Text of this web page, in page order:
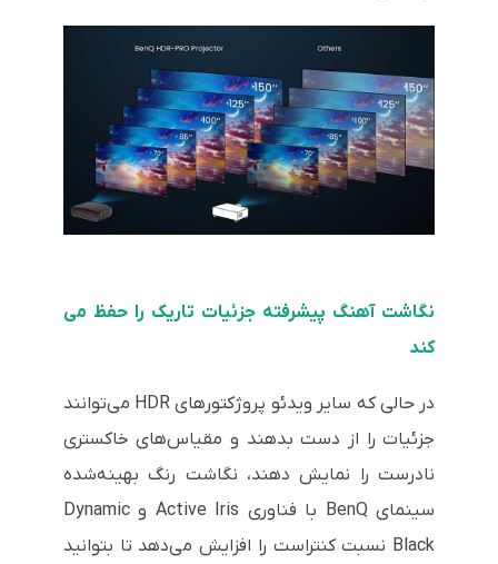
نگاشت آهنگ پیشرفته جزئیات تاریک را حفظ می
کند
در حالی که سایر ویدئو پروژکتورهای HDR می‌توانند
جزئیات را از دست بدهند و مقیاس‌های خاکستری
نادرست را نمایش دهند، نگاشت رنگ بهینه‌شده
سینمای BenQ با فناوری Active Iris و Dynamic
Black نسبت کنتراست را افزایش می‌دهد تا بتوانید